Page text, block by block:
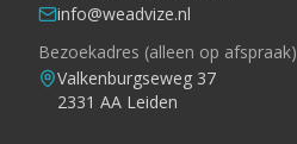
info@weadvize.nl
Bezoekadres (alleen op afspraak)
Valkenburgseweg 37
2331 AA Leiden